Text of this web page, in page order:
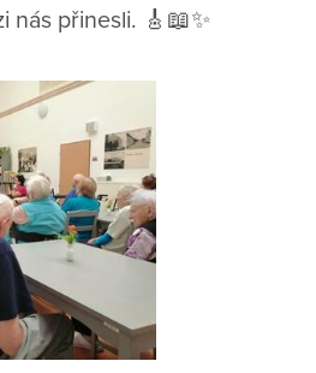
nás přinesli. 🎸📖✨